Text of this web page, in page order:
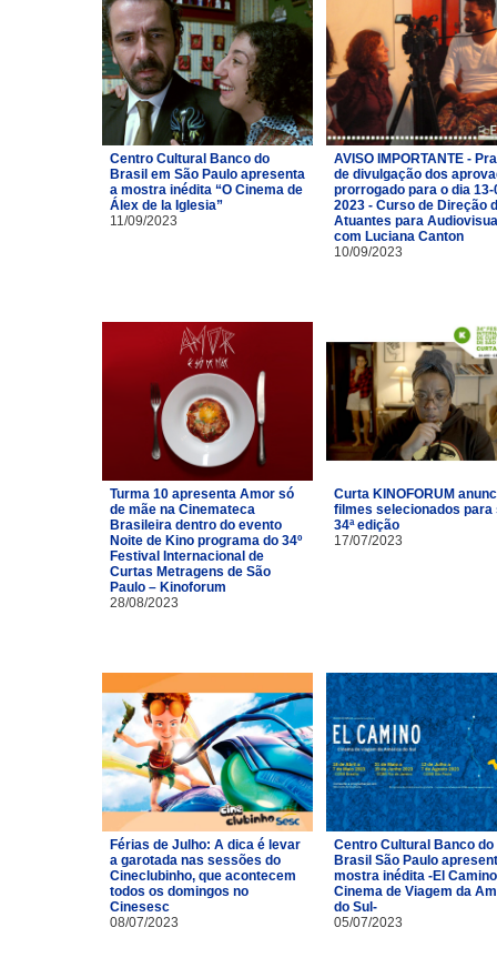
Centro Cultural Banco do
Brasil em São Paulo apresenta
a mostra inédita “O Cinema de
Álex de la Iglesia”
11/09/2023
AVISO IMPORTANTE -
de divulgação dos
prorrogado para o dia 13-
2023 - Curso de Direção
Atuantes para
com Luciana Canton
10/09/2023
Turma 10 apresenta Amor só
de mãe na Cinemateca
Brasileira dentro do evento
Noite de Kino programa do 34º
Festival Internacional de
Curtas Metragens de São
Paulo – Kinoforum
28/08/2023
Curta KINOFORUM
filmes selecionados para
34ª edição
17/07/2023
Férias de Julho: A dica é levar
a garotada nas sessões do
Cineclubinho, que acontecem
todos os domingos no
Cinesesc
08/07/2023
Centro Cultural Banco do
Brasil São Paulo
mostra inédita -El
Cinema de Viagem da
do Sul-
05/07/2023